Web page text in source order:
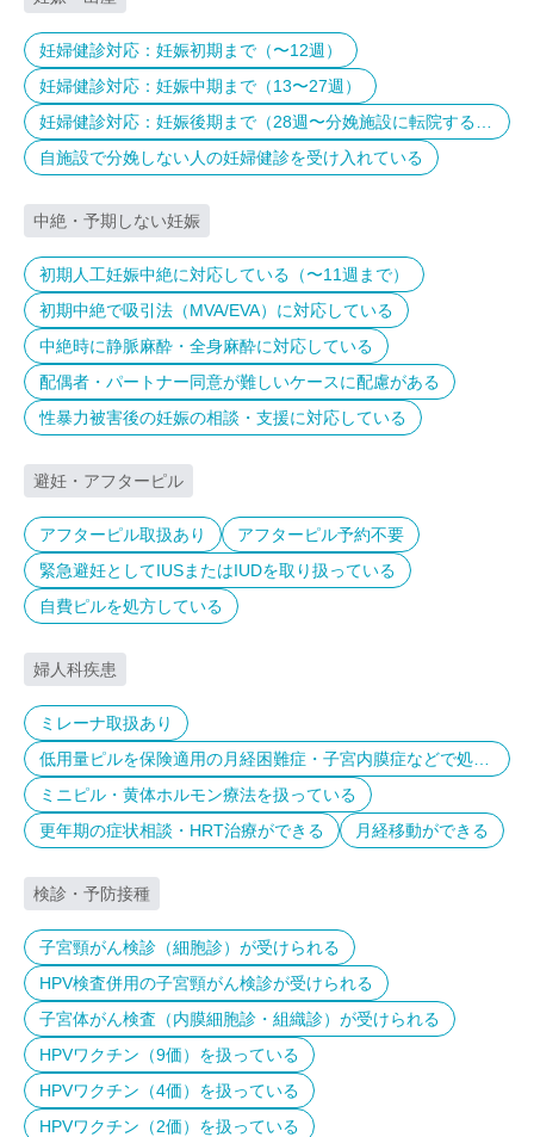
妊婦健診対応：妊娠初期まで（〜12週）
妊婦健診対応：妊娠中期まで（13〜27週）
妊婦健診対応：妊娠後期まで（28週〜分娩施設に転院するま
で）
自施設で分娩しない人の妊婦健診を受け入れている
中絶・予期しない妊娠
初期人工妊娠中絶に対応している（〜11週まで）
初期中絶で吸引法（MVA/EVA）に対応している
中絶時に静脈麻酔・全身麻酔に対応している
配偶者・パートナー同意が難しいケースに配慮がある
性暴力被害後の妊娠の相談・支援に対応している
避妊・アフターピル
アフターピル取扱あり
アフターピル予約不要
緊急避妊としてIUSまたはIUDを取り扱っている
自費ピルを処方している
婦人科疾患
ミレーナ取扱あり
低用量ピルを保険適用の月経困難症・子宮内膜症などで処方
している
ミニピル・黄体ホルモン療法を扱っている
更年期の症状相談・HRT治療ができる
月経移動ができる
検診・予防接種
子宮頸がん検診（細胞診）が受けられる
HPV検査併用の子宮頸がん検診が受けられる
子宮体がん検査（内膜細胞診・組織診）が受けられる
HPVワクチン（9価）を扱っている
HPVワクチン（4価）を扱っている
HPVワクチン（2価）を扱っている